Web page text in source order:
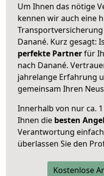
Um Ihnen das nötige
kennen wir auch eine
Danané. Kurz gesagt:
perfekte Partnerfür
nach Danané.
jahrelange Erfahrung
gemeinsam Ihren
Innerhalb von nur ca.
Ihnen die besten
Verantwortung
überlassen Sie den
Kostenlose